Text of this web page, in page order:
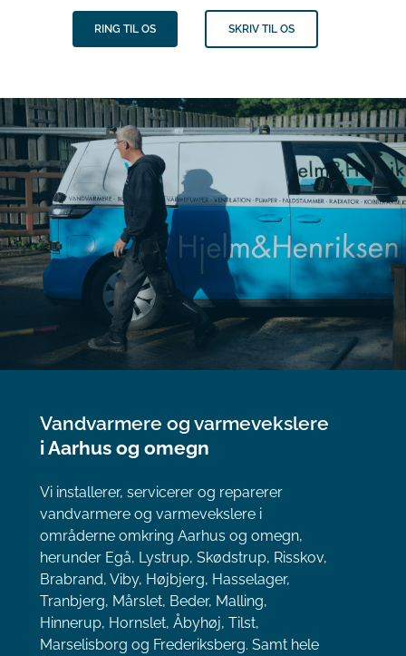
RING TIL OS SKRIV TIL OS
Vandvarmere og varmevekslere
i Aarhus og omegn
Vi installerer, servicerer og reparerer
vandvarmere og varmevekslere i
områderne omkring Aarhus og omegn,
herunder Egå, Lystrup, Skødstrup, Risskov,
Brabrand, Viby, Højbjerg, Hasselager,
Tranbjerg, Mårslet, Beder, Malling,
Hinnerup, Hornslet, Åbyhøj, Tilst,
Marselisborg og Frederiksberg. Samt hele